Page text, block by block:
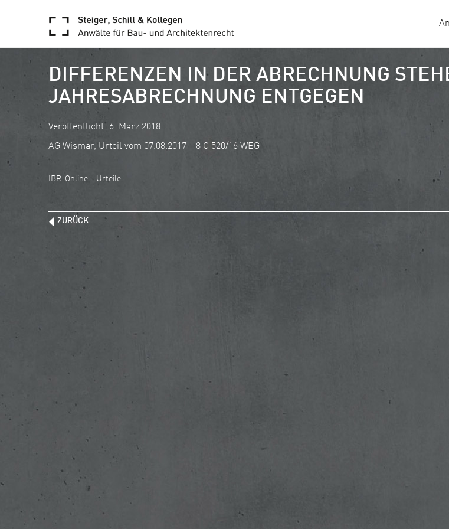
DIFFERENZEN IN DER ABRECHNUNG
JAHRESABRECHNUNG ENTGEGEN
Veröffentlicht: 6. März 2018
AG Wismar, Urteil vom 07.08.2017 – 8 C 520/16 WEG
IBR-Online - Urteile
ZURÜCK